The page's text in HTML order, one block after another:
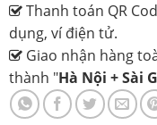
Thanh toán QR
dụng, ví điện tử.
Giao nhận hàng
thành "Hà Nội + Sài